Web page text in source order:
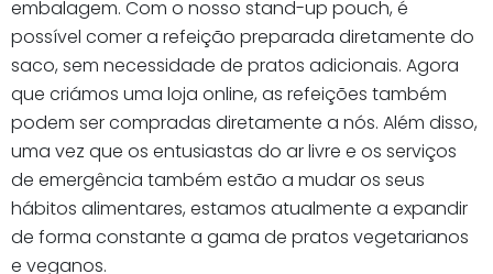
embalagem. Com o nosso stand-up pouch, é
possível comer a refeição preparada diretamente do
saco, sem necessidade de pratos adicionais. Agora
que criámos uma loja online, as refeições também
podem ser compradas diretamente a nós. Além disso,
uma vez que os entusiastas do ar livre e os serviços
de emergência também estão a mudar os seus
hábitos alimentares, estamos atualmente a expandir
de forma constante a gama de pratos vegetarianos
e veganos.